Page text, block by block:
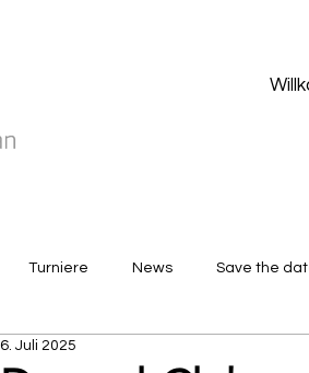
Turniere News Save the
6. Juli 2025